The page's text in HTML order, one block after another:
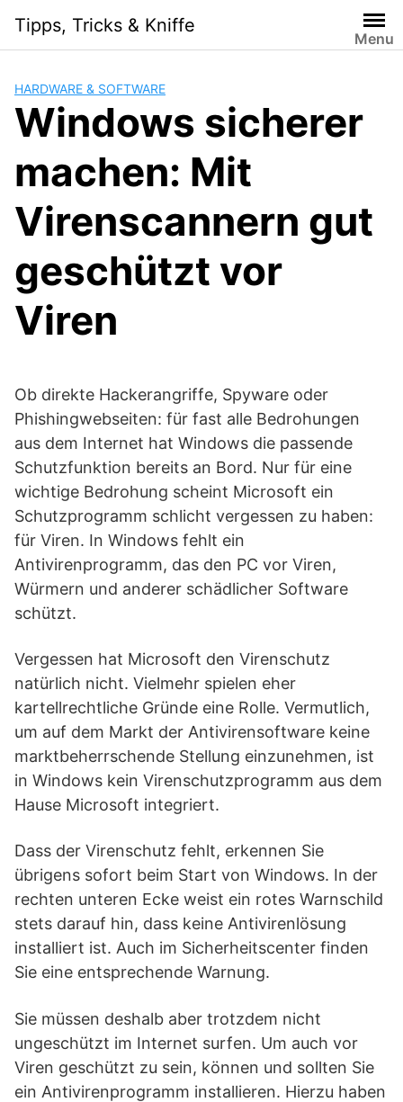
content
Tipps, Tricks & Kniffe
Menu
HARDWARE & SOFTWARE
Windows sicherer
machen: Mit
Virenscannern gut
geschützt vor
Viren
Ob direkte Hackerangriffe, Spyware oder
Phishingwebseiten: für fast alle Bedrohungen
aus dem Internet hat Windows die passende
Schutzfunktion bereits an Bord. Nur für eine
wichtige Bedrohung scheint Microsoft ein
Schutzprogramm schlicht vergessen zu haben:
für Viren. In Windows fehlt ein
Antivirenprogramm, das den PC vor Viren,
Würmern und anderer schädlicher Software
schützt.
Vergessen hat Microsoft den Virenschutz
natürlich nicht. Vielmehr spielen eher
kartellrechtliche Gründe eine Rolle. Vermutlich,
um auf dem Markt der Antivirensoftware keine
marktbeherrschende Stellung einzunehmen, ist
in Windows kein Virenschutzprogramm aus dem
Hause Microsoft integriert.
Dass der Virenschutz fehlt, erkennen Sie
übrigens sofort beim Start von Windows. In der
rechten unteren Ecke weist ein rotes Warnschild
stets darauf hin, dass keine Antivirenlösung
installiert ist. Auch im Sicherheitscenter finden
Sie eine entsprechende Warnung.
Sie müssen deshalb aber trotzdem nicht
ungeschützt im Internet surfen. Um auch vor
Viren geschützt zu sein, können und sollten Sie
ein Antivirenprogramm installieren. Hierzu haben